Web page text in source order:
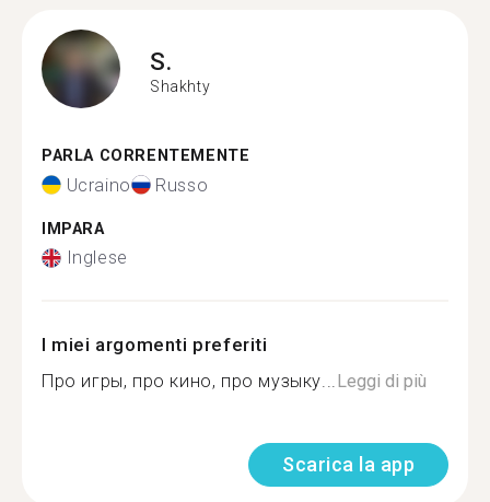
S.
Shakhty
PARLA CORRENTEMENTE
Ucraino Russo
IMPARA
Inglese
I miei argomenti preferiti
Про игры, про кино, про музыку...Leggi di più
Scarica la app